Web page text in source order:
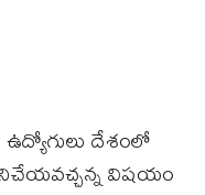
దేశంలో
విషయం